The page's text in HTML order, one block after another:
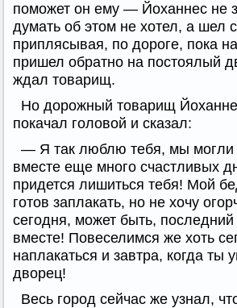
поможет он ему — Йоханнес не
думать об этом не хотел, а шел
приплясывая, по дороге, пока
пришел обратно на постоялый
ждал товарищ.
Но дорожный товарищ
покачал головой и сказал:
— Я так люблю тебя, мы могли
вместе еще много счастливых
придется лишиться тебя! Мой
готов заплакать, но не хочу
сегодня, может быть,
вместе! Повеселимся же хоть
наплакаться и завтра, когда ты
дворец!
Весь город сейчас же узнал,